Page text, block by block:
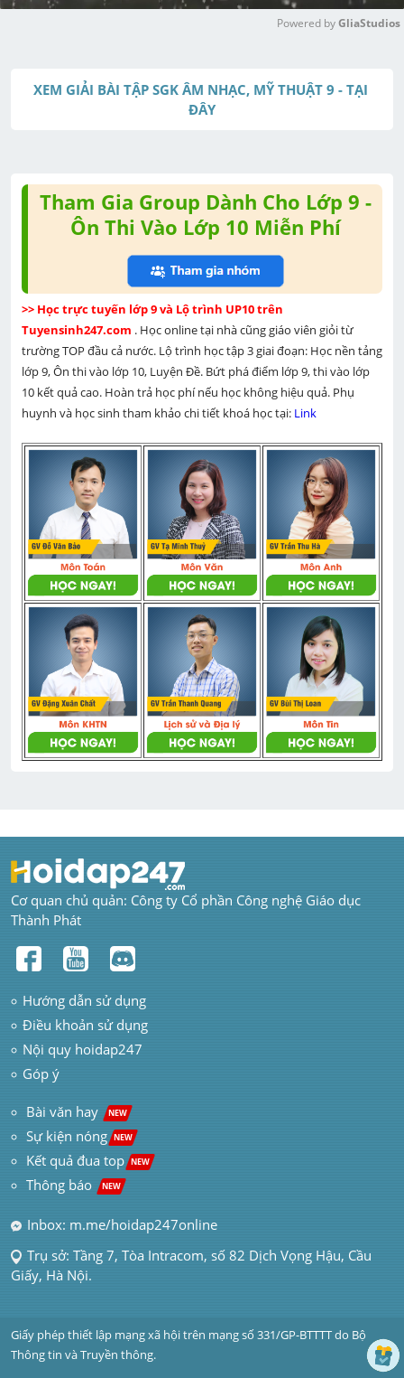
t
Powered by GliaStudios
XEM GIẢI BÀI TẬP SGK ÂM NHẠC, MỸ THUẬT 9 - TẠI
ĐÂY
Tham Gia Group Dành Cho Lớp 9 -
Ôn Thi Vào Lớp 10 Miễn Phí
>> Học trực tuyến lớp 9 và Lộ trình UP10 trên
Tuyensinh247.com . Học online tại nhà cũng giáo viên giỏi từ
trường TOP đầu cả nước. Lộ trình học tập 3 giai đoạn: Học nền tảng
lớp 9, Ôn thi vào lớp 10, Luyện Đề. Bứt phá điểm lớp 9, thi vào lớp
10 kết quả cao. Hoàn trả học phí nếu học không hiệu quả. Phụ
huynh và học sinh tham khảo chi tiết khoá học tại: Link
Cơ quan chủ quản: Công ty Cổ phần Công nghệ Giáo dục
Thành Phát
Hướng dẫn sử dụng
Điều khoản sử dụng
Nội quy hoidap247
Góp ý
Bài văn hay NEW
Sự kiện nóng NEW
Kết quả đua top NEW
Thông báo NEW
Inbox: m.me/hoidap247online
Trụ sở: Tầng 7, Tòa Intracom, số 82 Dịch Vọng Hậu, Cầu
Giấy, Hà Nội.
Giấy phép thiết lập mạng xã hội trên mạng số 331/GP-BTTTT do Bộ
Thông tin và Truyền thông.